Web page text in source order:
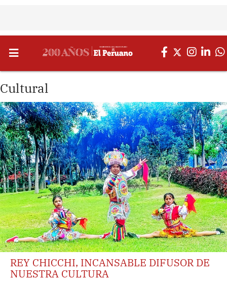
Cultural
REY CHICCHI, INCANSABLE DIFUSOR DE
NUESTRA CULTURA